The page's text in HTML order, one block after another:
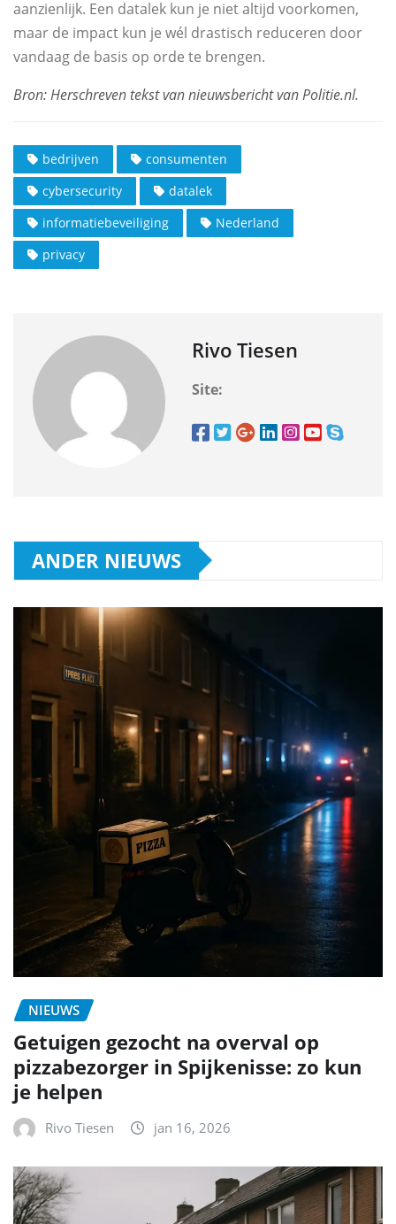
aanzienlijk. Een datalek kun je niet altijd voorkomen,
maar de impact kun je wél drastisch reduceren door
vandaag de basis op orde te brengen.
bedrijven
consumenten
cybersecurity
datalek
informatiebeveiliging
Nederland
privacy
Rivo Tiesen
Site:
ANDER NIEUWS
NIEUWS
Getuigen gezocht na overval op
pizzabezorger in Spijkenisse: zo kun
je helpen
Rivo Tiesen jan 16, 2026